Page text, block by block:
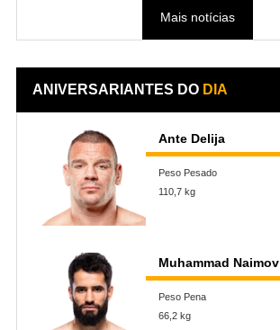
Mais notícias
ANIVERSARIANTES DO DIA
Ante Delija
Peso Pesado
110,7 kg
Muhammad Naimov
Peso Pena
66,2 kg